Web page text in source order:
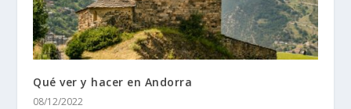
Qué ver y hacer en Andorra
08/12/2022